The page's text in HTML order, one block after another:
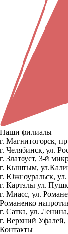
Наши филиалы
г. Магнитогорск,
г. Челябинск, ул.
г. Златоуст, 3-й
г. Кыштым,
г. Южноуральск,
г. Карталы ул.
г. Миасс, ул.
Романенко
г. Сатка, ул.
г. Верхний Уфалей,
Контакты